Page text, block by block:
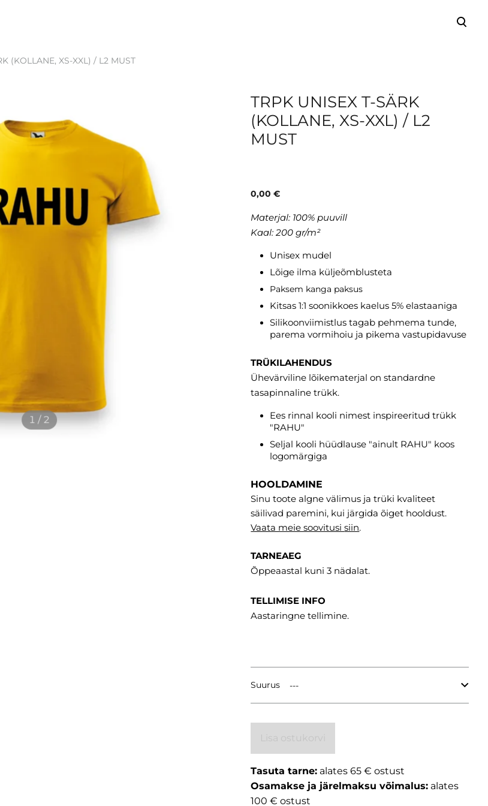
(KOLLANE, XS-XXL) / L2 MUST
1 / 2
TRPK UNISEX T-SÄRK
(KOLLANE, XS-XXL) / L2
MUST
0,00 €
Materjal: 100% puuvill
Kaal: 200 gr/m²
Unisex mudel
Lõige ilma küljeõmblusteta
Paksem kanga paksus
Kitsas 1:1 soonikkoes kaelus 5% elastaaniga
Silikoonviimistlus tagab pehmema tunde,
parema vormihoiu ja pikema vastupidavuse
TRÜKILAHENDUS
Ühevärviline lõikematerjal on standardne
tasapinnaline trükk.
Ees rinnal kooli nimest inspireeritud trükk
"RAHU"
Seljal kooli hüüdlause "ainult RAHU" koos
logomärgiga
HOOLDAMINE
Sinu toote algne välimus ja trüki kvaliteet
säilivad paremini, kui järgida õiget hooldust.
Vaata meie soovitusisiin.
TARNEAEG
Õppeaastal kuni 3 nädalat.
TELLIMISE INFO
Aastaringne tellimine.
Suurus
Tasuta tarne: alates 65 € ostust
Osamakse ja järelmaksu võimalus: alates
100 € ostust